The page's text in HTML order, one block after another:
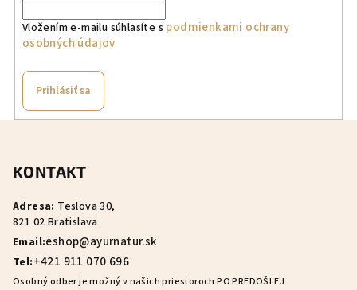
Vložením e-mailu súhlasíte s podmienkami ochrany
osobných údajov
Prihlásiť sa
KONTAKT
Adresa: Teslova 30,
821 02 Bratislava
Email:eshop@ayurnatur.sk
Tel:+421 911 070 696
Osobný odber je možný v našich priestoroch PO PREDOŠLEJ